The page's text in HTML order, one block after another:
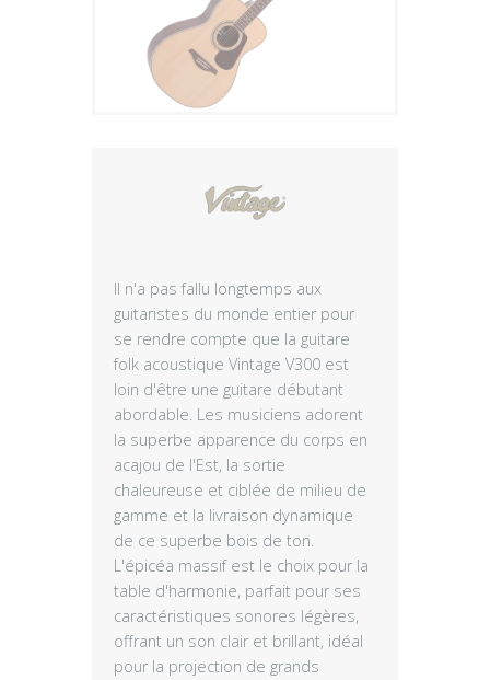
Il n'a pas fallu longtemps aux
guitaristes du monde entier pour
se rendre compte que la guitare
folk acoustique Vintage V300 est
loin d'être une guitare débutant
abordable. Les musiciens adorent
la superbe apparence du corps en
acajou de l'Est, la sortie
chaleureuse et ciblée de milieu de
gamme et la livraison dynamique
de ce superbe bois de ton.
L'épicéa massif est le choix pour la
table d'harmonie, parfait pour ses
caractéristiques sonores légères,
offrant un son clair et brillant, idéal
pour la projection de grands